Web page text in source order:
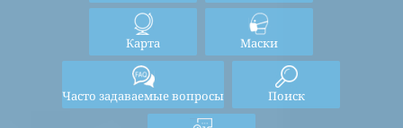
Карта Маски
Часто задаваемые вопросы Поиск